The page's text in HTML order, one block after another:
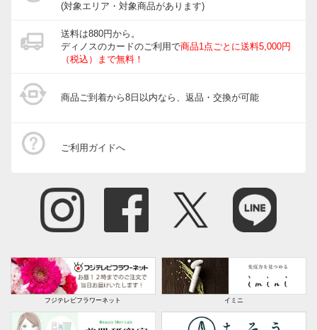
(対象エリア・対象商品があります)
送料は880円から。
ディノスのカードのご利用で商品1点ごとに送料5,000円
（税込）まで無料！
商品ご到着から8日以内なら、返品・交換が可能
ご利用ガイドへ
フジテレビフラワーネット イミニ